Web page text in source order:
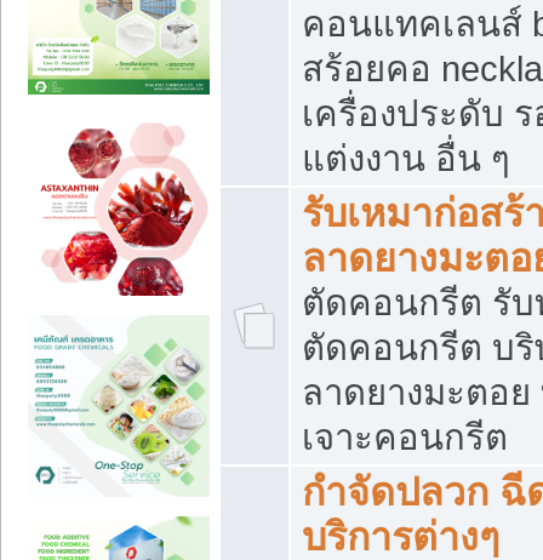
คอนแทคเลนส์
สร้อยคอ
เครื่องประดับ ร
แต่งงาน อื่น ๆ
รับเหมาก่อส
ลาดยางมะต
ตัดคอนกรีต รับ
ตัดคอนกรีต บริ
ลาดยางมะตอ
เจาะคอนกรีต
กำจัดปลวก ฉี
บริการต่างๆ